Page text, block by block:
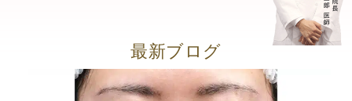
最新ブログ